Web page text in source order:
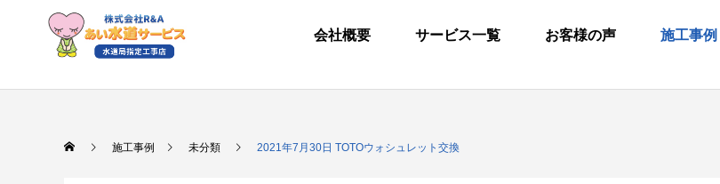
会社概要 サービス一覧 お客様の声 施工事例
施工事例 未分類 2021年7月30日 TOTOウォシュレット交換